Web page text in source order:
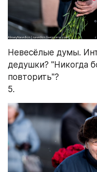
Невесёлые думы.
дедушки? "Никогда
повторить"?
5.